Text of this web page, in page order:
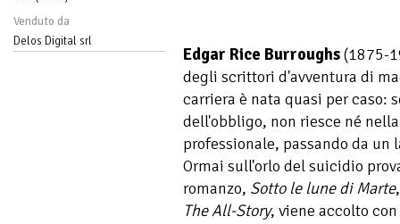
Venduto da
Delos Digital srl
Edgar Rice Burroughs(1875-
degli scrittori d'avventura di
carriera è nata quasi per caso:
dell'obbligo, non riesce né
professionale, passando da un
Ormai sull'orlo del suicidio
romanzo, Sotto le lune di Marte
The All-Story, viene accolto